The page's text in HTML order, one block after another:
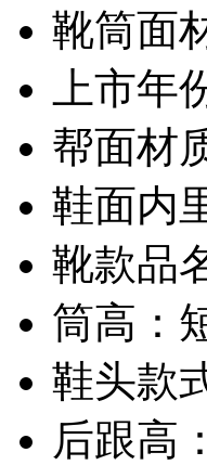
靴筒面
上市年
帮面材
鞋面内
靴款品
筒高：
鞋头款
后跟高